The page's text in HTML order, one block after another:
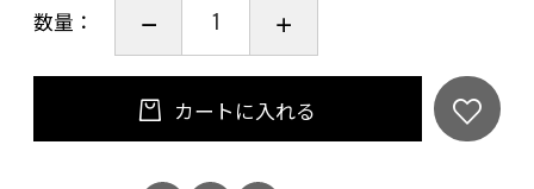
数量：
カートに入れる